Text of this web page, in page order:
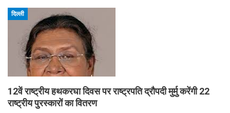
दिल्ली
12वें राष्ट्रीय हथकरघा दिवस पर राष्ट्रपति द्रौपदी मुर्मु करेंगी 22
राष्ट्रीय पुरस्कारों का वितरण